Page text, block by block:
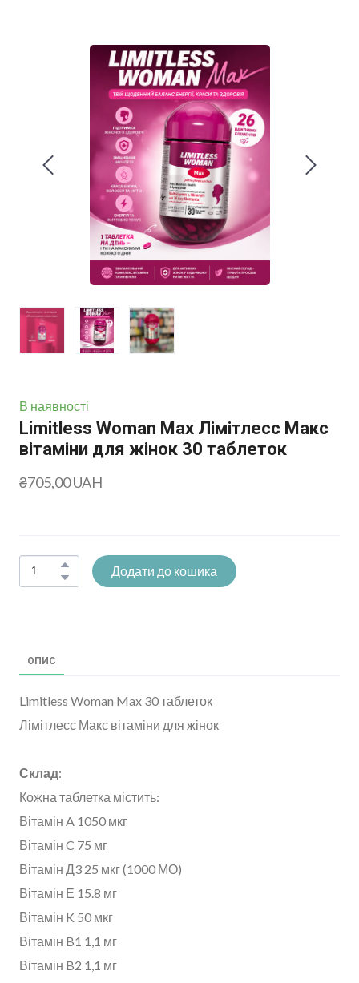
В наявності
Limitless Woman Max Лімітлесс Макс
вітаміни для жінок 30 таблеток
₴705,00 UAH
Додати до кошика
ОПИС
Limitless Woman Max 30 таблеток
Лімітлесс Макс вітаміни для жінок
Склад:
Кожна таблетка містить:
Вітамін A 1050 мкг
Вітамін C 75 мг
Вітамін Д3 25 мкг (1000 МО)
Вітамін Е 15.8 мг
Вітамін K 50 мкг
Вітамін B1 1,1 мг
Вітамін B2 1,1 мг